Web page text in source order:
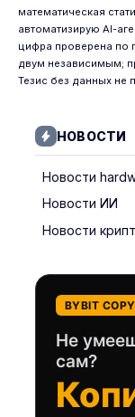
математическая
автоматизирую AI-
цифра проверена по
двум независимым;
Тезис без данных не
НОВОСТИ
Новости
Новости ИИ
Новости
BYBIT
Не
сам?